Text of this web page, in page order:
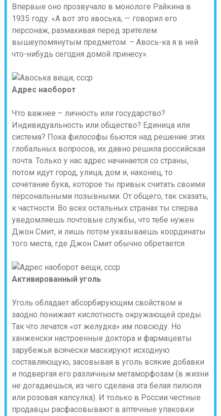
Впервые оно прозвучало в монологе Райкина в
1935 году. «А вот это авоська, — говорил его
персонаж, размахивая перед зрителем
вышеупомянутым предметом. – Авось-ка я в ней
что-нибудь сегодня домой принесу».
Адрес наоборот
Что важнее – личность или государство?
Индивидуальность или общество? Единица или
система? Пока философы бьются над решение этих
глобальных вопросов, их давно решила российская
почта. Только у нас адрес начинается со страны,
потом идут город, улица, дом и, наконец, то
сочетание букв, которое ты привык считать своими
персональными позывными. От общего, так сказать,
к частности. Во всех остальных странах ты сперва
уведомляешь почтовые службы, что тебе нужен
Джон Смит, и лишь потом указываешь координаты
того места, где Джон Смит обычно обретается.
Активированный уголь
Уголь обладает абсорбирующим свойством и
заодно понижает кислотность окружающей среды.
Так что лечатся «от желудка» им повсюду. Но
ханженски настроенные доктора и фармацевты
зарубежья всячески маскируют исходную
составляющую, засовывая в уголь всякие добавки
и подвергая его различным метаморфозам (в жизни
не догадаешься, из чего сделана эта белая пилюля
или розовая капсулка). И только в России честные
продавцы расфасовывают в аптечные упаковки